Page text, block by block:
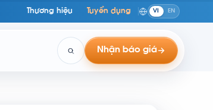
Thương hiệu Tuyển dụng VI EN
Nhận báo giá